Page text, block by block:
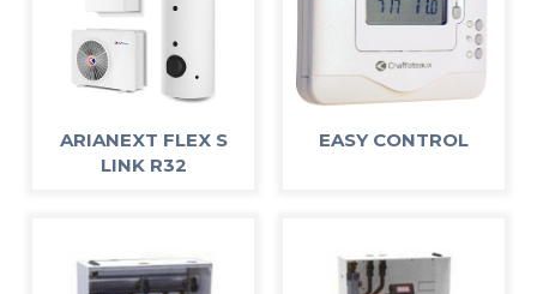
ARIANEXT FLEX S
LINK R32
EASY CONTROL